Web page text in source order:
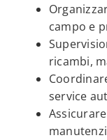
campo e
ricambi,
service